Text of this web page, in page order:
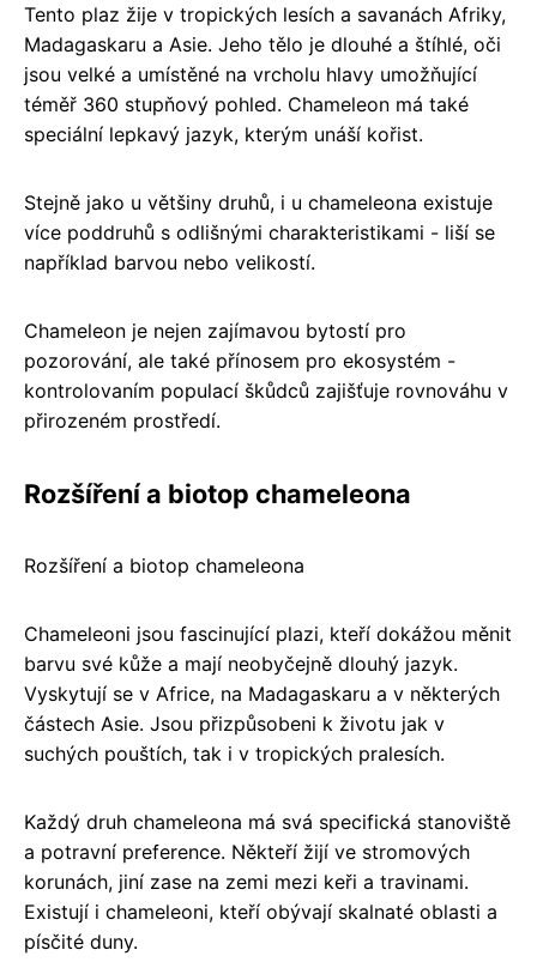
Tento plaz žije v tropických lesích a savanách Afriky,
Madagaskaru a Asie. Jeho tělo je dlouhé a štíhlé, oči
jsou velké a umístěné na vrcholu hlavy umožňující
téměř 360 stupňový pohled. Chameleon má také
speciální lepkavý jazyk, kterým unáší kořist.
Stejně jako u většiny druhů, i u chameleona existuje
více poddruhů s odlišnými charakteristikami - liší se
například barvou nebo velikostí.
Chameleon je nejen zajímavou bytostí pro
pozorování, ale také přínosem pro ekosystém -
kontrolovaním populací škůdců zajišťuje rovnováhu v
přirozeném prostředí.
Rozšíření a biotop chameleona
Rozšíření a biotop chameleona
Chameleoni jsou fascinující plazi, kteří dokážou měnit
barvu své kůže a mají neobyčejně dlouhý jazyk.
Vyskytují se v Africe, na Madagaskaru a v některých
částech Asie. Jsou přizpůsobeni k životu jak v
suchých pouštích, tak i v tropických pralesích.
Každý druh chameleona má svá specifická stanoviště
a potravní preference. Někteří žijí ve stromových
korunách, jiní zase na zemi mezi keři a travinami.
Existují i chameleoni, kteří obývají skalnaté oblasti a
písčité duny.